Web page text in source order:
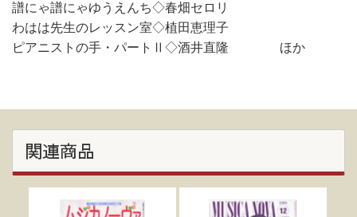
譜にゃ譜にゃゆうえんち◇春畑セロリ
わはは先生のレッスン室◇植田恵理子
ピアニストの手・パートⅡ◇酒井直隆 ほか
関連商品